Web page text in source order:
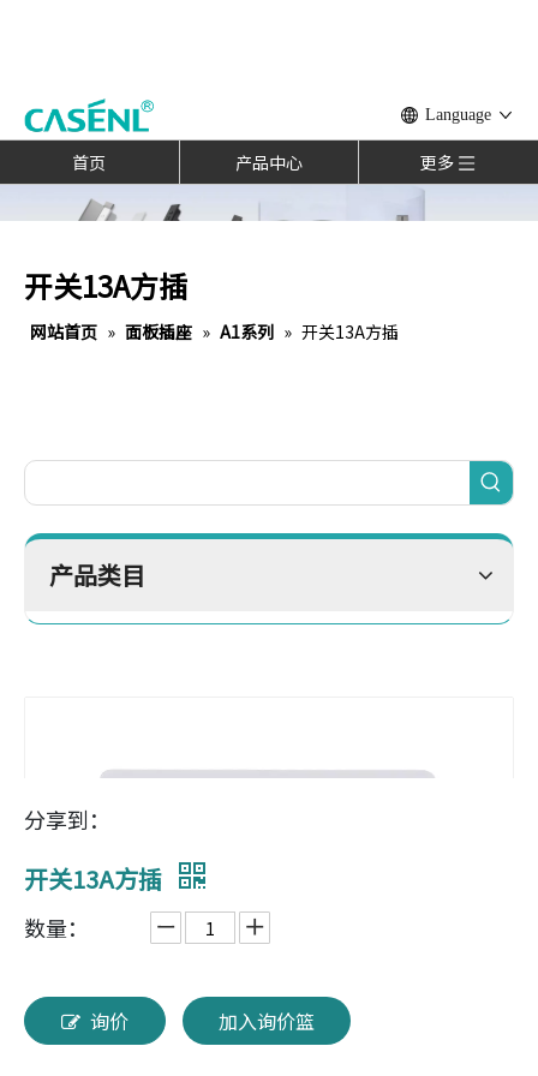
Language
首页 产品中心 更多
开关13A方插
网站首页 » 面板插座 » A1系列 » 开关13A方插
产品类目
分享到：
开关13A方插
数量：
询价 加入询价篮